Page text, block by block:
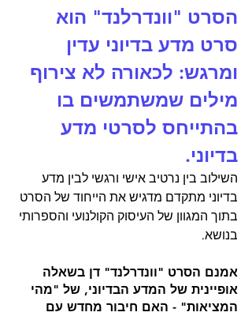
הסרט "וונדרלנד" הוא
סרט מדע בדיוני עדין
ומרגש: לכאורה לא צירוף
מילים שמשתמשים בו
בהתייחס לסרטי מדע
בדיוני.
השילוב בין נרטיב אישי ורגשי לבין מדע
בדיוני מתקדם מדגיש את הייחוד של הסרט
בתוך המגוון של העיסוק הקולנועי והספרותי
בנושא.
אמנם הסרט "וונדרלנד" דן בשאלה
אופיינית של המדע הבדיוני, של "מהי
המציאות" - האם חיבור מחדש עם